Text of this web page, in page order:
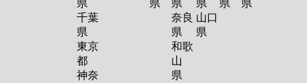
県
千葉
県
東京
都
神奈
県 県
奈良
県
和歌
山
県
県
山口
県
県 県